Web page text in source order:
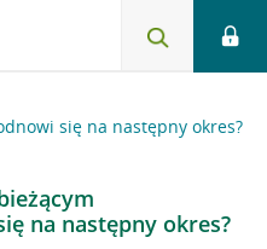
się na następny okres?
na następny okres?